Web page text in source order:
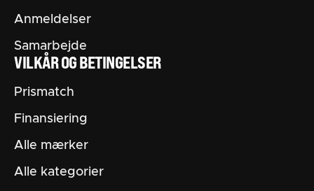
Anmeldelser
Samarbejde
VILKÅR OG BETINGELSER
Prismatch
Finansiering
Alle mærker
Alle kategorier